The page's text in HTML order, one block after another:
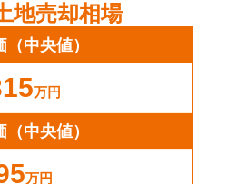
地売却相場
（中央値）
万円
（中央値）
万円